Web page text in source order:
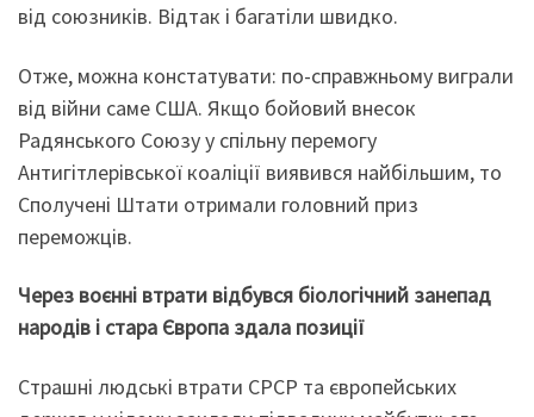
від союзників. Відтак і багатіли швидко.
Отже, можна констатувати: по-справжньому виграли
від війни саме США. Якщо бойовий внесок
Радянського Союзу у спільну перемогу
Антигітлерівської коаліції виявився найбільшим, то
Сполучені Штати отримали головний приз
переможців.
Через воєнні втрати відбувся біологічний занепад
народів і стара Європа здала позиції
Страшні людські втрати СРСР та європейських